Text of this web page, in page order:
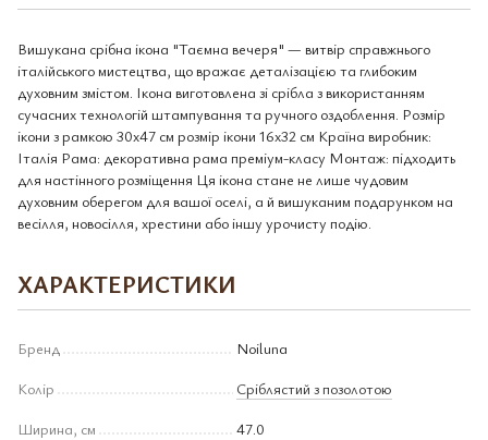
Вишукана срібна ікона "Таємна вечеря" — витвір справжнього
італійського мистецтва, що вражає деталізацією та глибоким
духовним змістом. Ікона виготовлена зі срібла з використанням
сучасних технологій штампування та ручного оздоблення. Розмір
ікони з рамкою 30x47 см розмір ікони 16x32 см Країна виробник:
Італія Рама: декоративна рама преміум-класу Монтаж: підходить
для настінного розміщення Ця ікона стане не лише чудовим
духовним оберегом для вашої оселі, а й вишуканим подарунком на
весілля, новосілля, хрестини або іншу урочисту подію.
ХАРАКТЕРИСТИКИ
Бренд
Noiluna
Колір
Сріблястий з позолотою
Ширина, см
47.0